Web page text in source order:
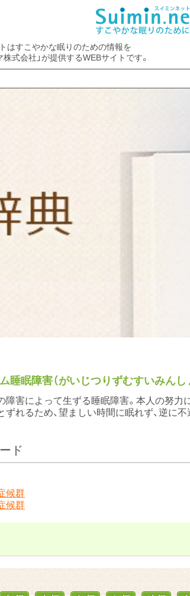
はすこやかな眠りのための情報を
株式会社」が提供するWEBサイトです。
睡眠障害（がいじつりずむすいみんし
障害によって生ずる睡眠障害。本人の努力
ずれるため、望ましい時間に眠れず、逆に
ド
候群
候群